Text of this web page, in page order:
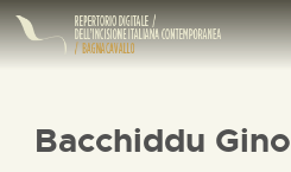
Bacchiddu Gino